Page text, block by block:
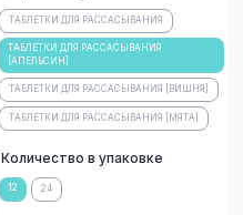
ТАБЛЕТКИ ДЛЯ РАССАСЫВАНИЯ
ТАБЛЕТКИ ДЛЯ РАССАСЫВАНИЯ
[АПЕЛЬСИН]
ТАБЛЕТКИ ДЛЯ РАССАСЫВАНИЯ [ВИШНЯ]
ТАБЛЕТКИ ДЛЯ РАССАСЫВАНИЯ [МЯТА]
Количество в упаковке
12 24